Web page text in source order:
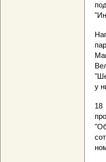
у
18